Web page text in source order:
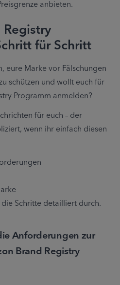
anbieten.
für Schritt
eure Marke vor Fälschungen
schützen und wollt euch für
Programm anmelden?
für euch – der
wenn ihr einfach diesen
Schritte detailliert durch.
Anforderungen zur
Brand Registry